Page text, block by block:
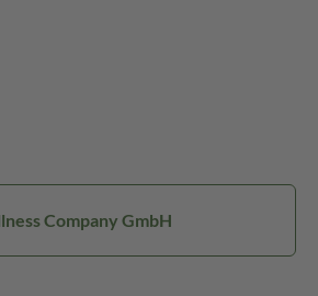
Company GmbH